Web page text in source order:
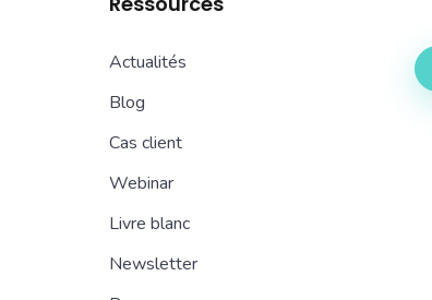
Actualités
Blog
Cas client
Webinar
Livre blanc
Newsletter